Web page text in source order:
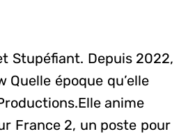
Stupéfiant. Depuis 2022,
époque qu’elle
anime
France 2, un poste pour